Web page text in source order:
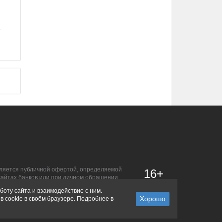
публичной офертой, определяемой
банков или при личном обращении.
16+
сайта и взаимодействие с ним.
cookie в своём браузере. Подробнее в